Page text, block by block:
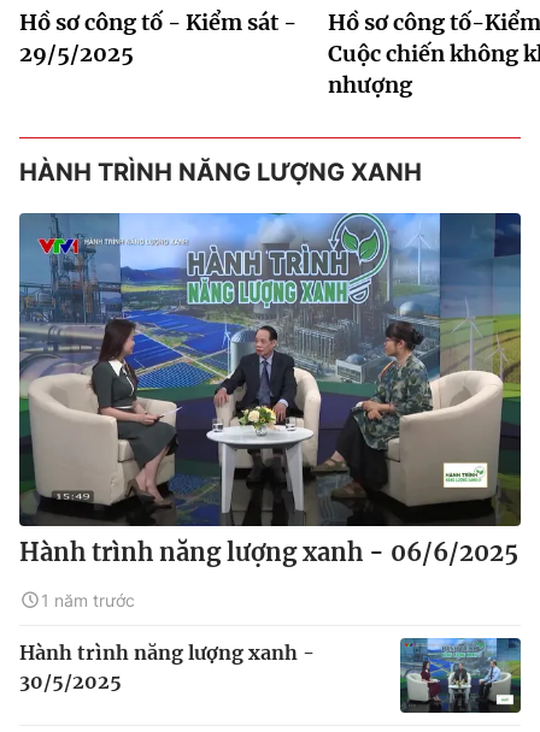
Hồ sơ công tố - Kiểm sát -
29/5/2025
Hồ sơ công tố-
Cuộc chiến không
nhượng
HÀNH TRÌNH NĂNG LƯỢNG XANH
Hành trình năng lượng xanh - 06/6/2025
1 năm trước
Hành trình năng lượng xanh -
30/5/2025